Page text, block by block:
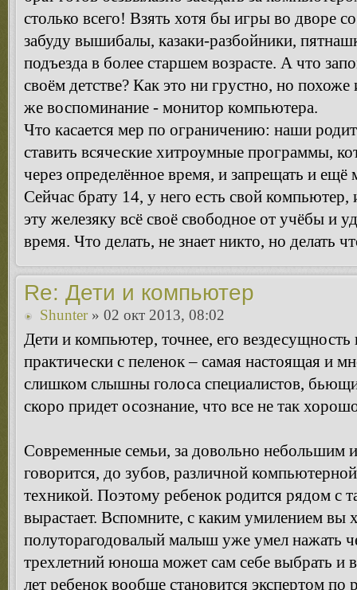
столько всего! Взять хотя бы игры во дворе
забуду вышибалы, казаки-разбойники,
подъезда в более старшем возрасте. А что
своём детстве? Как это ни грустно, но
же воспоминание - монитор компьютера.
Что касается мер по ограничению: наши
ставить всяческие хитроумные программы,
через определённое время, и запрещать и ещё
Сейчас брату 14, у него есть свой
эту железяку всё своё свободное от учёбы и
время. Что делать, не знает никто, но делать
Re: Дети и компьютер
Shunter» 02 окт 2013, 08:02
Дети и компьютер, точнее, его
практически с пеленок – самая настоящая и
слишком слышны голоса специалистов,
скоро придет осознание, что все не так
Современные семьи, за довольно небольшим
говорится, до зубов, различной
техникой. Поэтому ребенок родится рядом с
вырастает. Вспомните, с каким умилением вы
полуторагодовалый малыш уже умел нажать
трехлетний юноша может сам себе выбрать и
лет ребенок вообще становится экспертом